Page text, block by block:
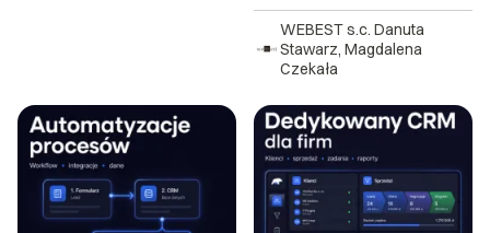
WEBEST s.c. Danuta
Stawarz, Magdalena
Czekała